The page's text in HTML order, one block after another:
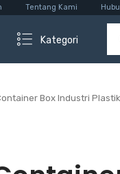
Tentang Kami
Kategori
Box Industri